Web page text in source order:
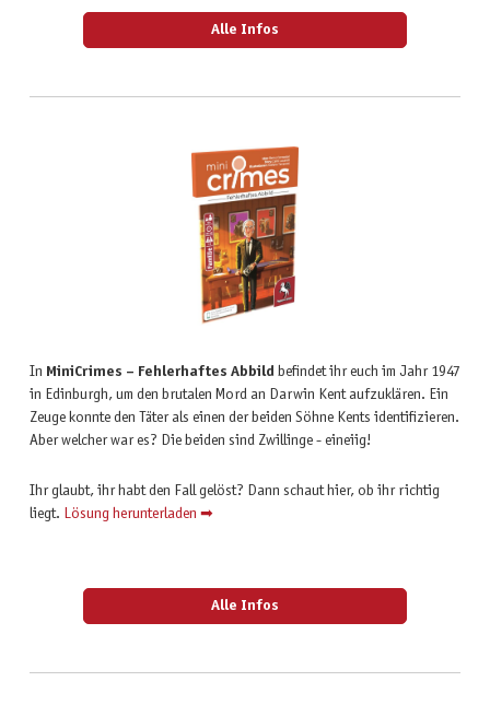
Alle Infos
In MiniCrimes – Fehlerhaftes Abbild
befindet ihr euch im Jahr 1947
in Edinburgh, um den brutalen Mord an Darwin Kent aufzuklären. Ein
Zeuge konnte den Täter als einen der beiden Söhne Kents identifizieren.
Aber welcher war es? Die beiden sind Zwillinge - eineiig!
Ihr glaubt, ihr habt den Fall gelöst? Dann schaut hier, ob ihr richtig
liegt. Lösung herunterladen ➡
Alle Infos